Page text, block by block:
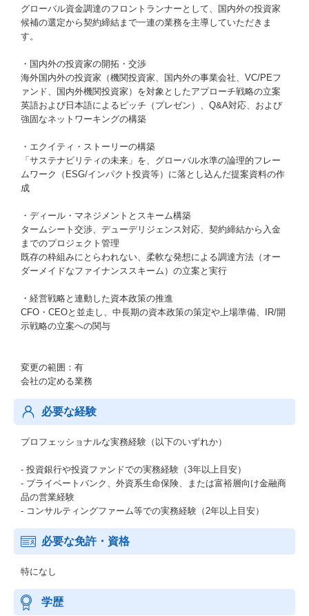
グローバル資金調達のフロントランナーとして、国内外の投資家
候補の選定から契約締結まで一連の業務を主導していただきま
す。
・国内外の投資家の開拓・交渉
海外国内外の投資家（機関投資家、国内外の事業会社、VC/PEフ
ァンド、国内外機関投資家）を対象としたアプローチ戦略の立案
英語および日本語によるピッチ（プレゼン）、Q&A対応、および
強固なネットワーキングの構築
・エクイティ・ストーリーの構築
「サステナビリティの未来」を、グローバル水準の論理的フレー
ムワーク（ESG/インパクト投資等）に落とし込んだ提案資料の作
成
・ディール・マネジメントとスキーム構築
タームシート交渉、デューデリジェンス対応、契約締結から入金
までのプロジェクト管理
既存の枠組みにとらわれない、柔軟な発想による調達方法（オー
ダーメイドなファイナンススキーム）の立案と実行
・経営戦略と連動した資本政策の推進
CFO・CEOと並走し、中長期の資本政策の策定や上場準備、IR/開
示戦略の立案への関与
変更の範囲：有
会社の定める業務
必要な経験
プロフェッショナルな実務経験（以下のいずれか）
- 投資銀行や投資ファンドでの実務経験（3年以上目安）
- プライベートバンク、外資系生命保険、または富裕層向け金融商
品の営業経験
- コンサルティングファーム等での実務経験（2年以上目安）
必要な免許・資格
特になし
学歴